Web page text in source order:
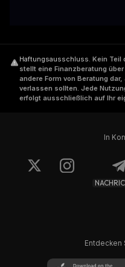
Haftungsausschluss. Kein Teil
stellt eine Finanzberatung
andere Form von Beratung
verlassen sollten. Jede
erfolgt ausschließlich auf Ihr
In
Entdecken